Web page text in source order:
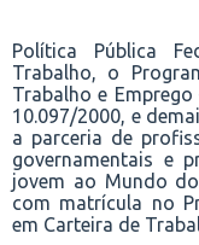
Política Pública
Trabalho, o
Trabalho e
10.097/2000, e
a parceria de
governamentais e
jovem ao Mundo
com matrícula no
em Carteira de